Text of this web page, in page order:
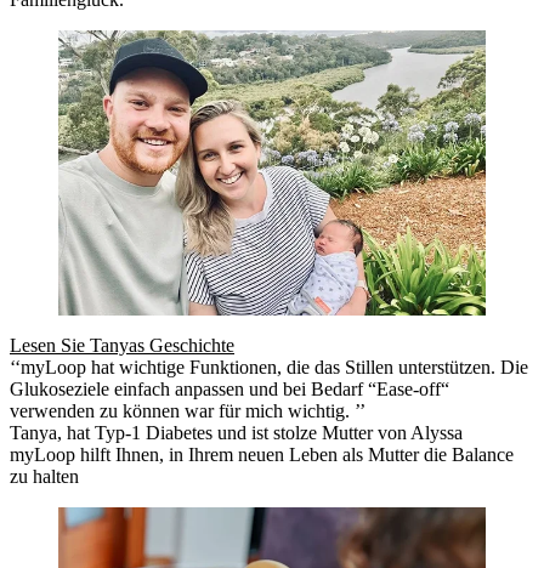
Lesen Sie Tanyas Geschichte
‘‘myLoop hat wichtige Funktionen, die das Stillen unterstützen. Die
Glukoseziele einfach anpassen und bei Bedarf “Ease-off“
verwenden zu können war für mich wichtig. ’’
Tanya, hat Typ-1 Diabetes und ist stolze Mutter von Alyssa
myLoop hilft Ihnen, in Ihrem neuen Leben als Mutter die Balance
zu halten